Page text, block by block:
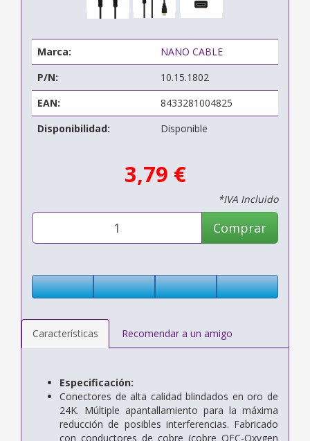
Marca:
NANO CABLE
P/N:
10.15.1802
EAN:
8433281004825
Disponibilidad:
Disponible
3,79 €
*IVA Incluido
Comprar
Características Recomendar a un amigo
Especificación:
Conectores de alta calidad blindados en oro de
24K. Múltiple apantallamiento para la máxima
reducción de posibles interferencias. Fabricado
con conductores de cobre (cobre OFC-Oxygen